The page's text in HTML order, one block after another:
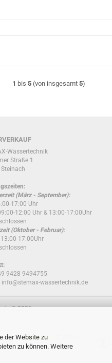
der Website zu
zu können. Weitere
1 bis5 (von insgesamt5)
Wassertechnik
Straße 1
(März - September):
17:00 Uhr
12:00 Uhr & 13:00-17:00Uhr
(Oktober - Februar):
13:00-17:00Uhr
9428 9494755
info@stemax-wassertechnik.de
© 2026